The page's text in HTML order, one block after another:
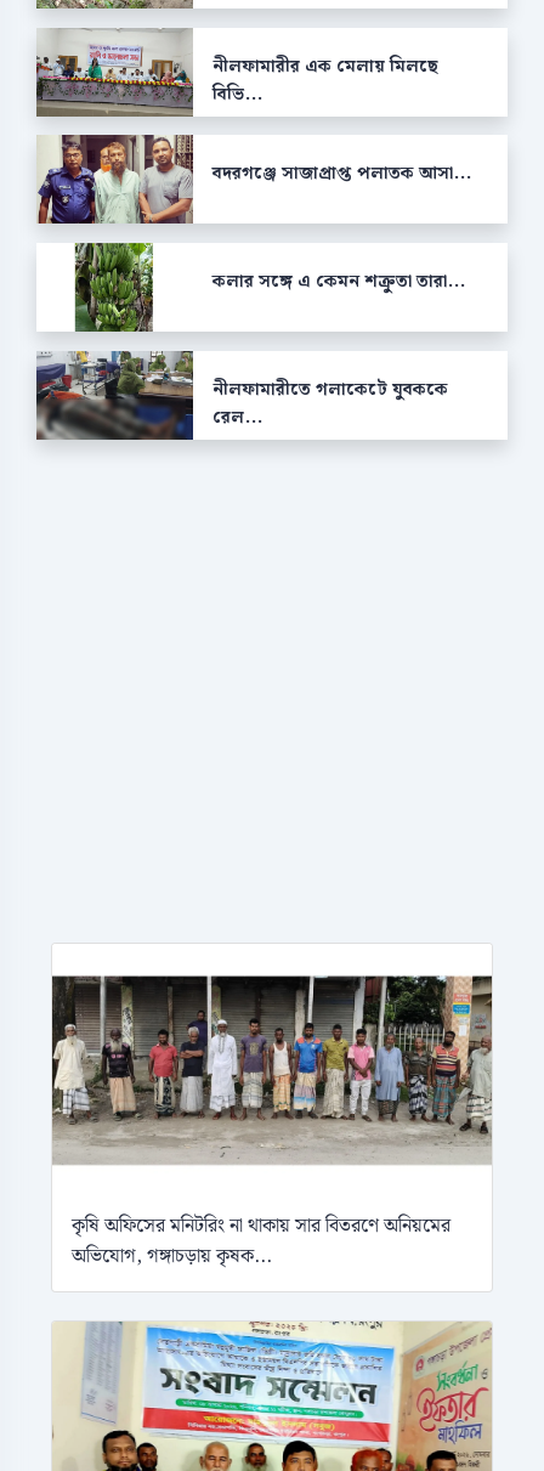
নীলফামারীর এক মেলায় মিলছে
বিভি...
বদরগঞ্জে সাজাপ্রাপ্ত পলাতক আসা...
কলার সঙ্গে এ কেমন শক্রুতা তারা...
নীলফামারীতে গলাকেটে যুবককে
রেল...
কৃষি অফিসের মনিটরিং না থাকায় সার বিতরণে অনিয়মের
অভিযোগ, গঙ্গাচড়ায় কৃষক...